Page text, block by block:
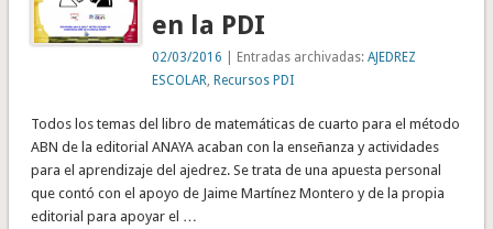
en la PDI
02/03/2016 | Entradas archivadas:AJEDREZ
ESCOLAR ,Recursos PDI
Todos los temas del libro de matemáticas de cuarto para el método
ABN de la editorial ANAYA acaban con la enseñanza y actividades
para el aprendizaje del ajedrez. Se trata de una apuesta personal
que contó con el apoyo de Jaime Martínez Montero y de la propia
editorial para apoyar el …